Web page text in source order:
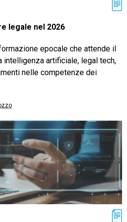
legale nel 2026
epocale che attende il
intelligenza artificiale, legal tech,
nelle competenze dei